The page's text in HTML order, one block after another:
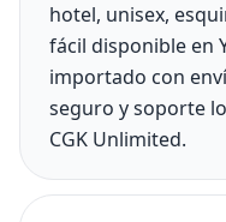
hotel, unisex,
fácil disponible en
importado con
seguro y soporte
CGK Unlimited.